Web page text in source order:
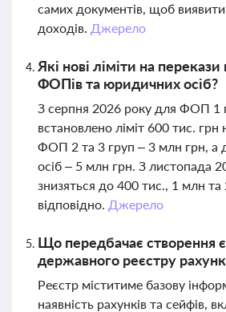
самих документів, щоб
доходів. Джерело
Які нові ліміти на
ФОПів та юридичних осіб?
З серпня 2026 року для ФОП 1
встановлено ліміт 600 тис. грн
ФОП 2 та 3 груп – 3 млн грн, а
осіб – 5 млн грн. З листопада
знизяться до 400 тис., 1 млн
відповідно. Джерело
Що передбачає створення
державного реєстру
Реєстр міститиме базову
наявність рахунків та сейфів,